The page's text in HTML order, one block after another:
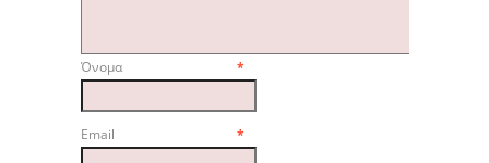
Όνομα*
Email*